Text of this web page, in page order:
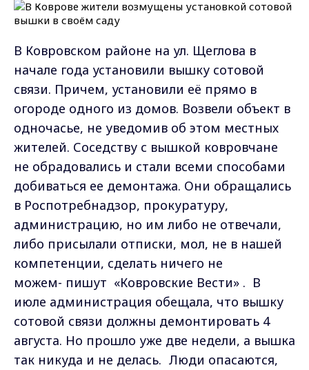
В Ковровском районе на ул. Щеглова в
начале года установили вышку сотовой
связи. Причем, установили её прямо в
огороде одного из домов. Возвели объект в
одночасье, не уведомив об этом местных
жителей. Соседству с вышкой ковровчане
не обрадовались и стали всеми способами
добиваться ее демонтажа. Они обращались
в Роспотребнадзор, прокуратуру,
администрацию, но им либо не отвечали,
либо присылали отписки, мол, не в нашей
компетенции, сделать ничего не
можем- пишут «Ковровские Вести» . В
июле администрация обещала, что вышку
сотовой связи должны демонтировать 4
августа. Но прошло уже две недели, а вышка
так никуда и не делась. Люди опасаются,